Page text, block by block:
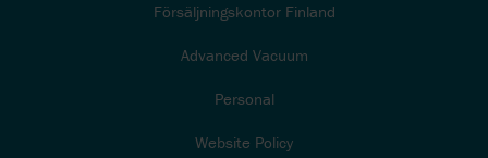
Försäljningskontor Finland
Advanced Vacuum
Personal
Website Policy